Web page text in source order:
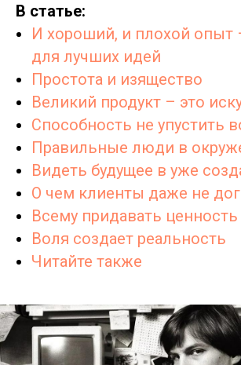
В статье:
И хороший, и плохой опыт
для лучших идей
Простота и изящество
Великий продукт – это
Способность не упустить
Правильные люди в
Видеть будущее в уже
О чем клиенты даже не
Всему придавать ценность
Воля создает реальность
Читайте также